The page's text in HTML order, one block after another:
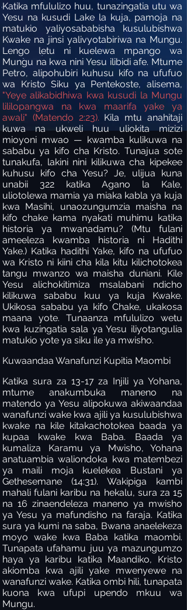
Katika mfululizo huu, tunazingatia utu wa
Yesu na kusudi Lake la kuja, pamoja na
matukio yaliyosababisha kusulubishwa
Kwake na jinsi yalivyotabiriwa na Mungu.
Lengo letu ni kuelewa mpango wa
Mungu na kwa nini Yesu ilibidi afe. Mtume
Petro, alipohubiri kuhusu kifo na ufufuo
wa Kristo Siku ya Pentekoste, alisema,
"Yeye alikabidhiwa kwa kusudi la Mungu
lililopangwa na kwa maarifa yake ya
awali" (Matendo 2:23). Kila mtu anahitaji
kuwa na ukweli huu uliokita mizizi
mioyoni mwao — kwamba kulikuwa na
sababu ya kifo cha Kristo. Tunajua sote
tunakufa, lakini nini kilikuwa cha kipekee
kuhusu kifo cha Yesu? Je, ulijua kuna
unabii 322 katika Agano la Kale,
uliotolewa mamia ya miaka kabla ya kuja
kwa Masihi, unaozungumzia maisha na
kifo chake kama nyakati muhimu katika
historia ya mwanadamu? (Mtu fulani
ameeleza kwamba historia ni Hadithi
Yake.) Katika hadithi Yake, kifo na ufufuo
wa Kristo ni kiini cha kila kitu kilichotokea
tangu mwanzo wa maisha duniani. Kile
Yesu alichokitimiza msalabani ndicho
kilikuwa sababu kuu ya kuja Kwake.
Ukikosa sababu ya kifo Chake, ukakosa
maana yote. Tunaanza mfululizo wetu
kwa kuzingatia sala ya Yesu iliyotangulia
matukio yote ya siku ile ya mwisho.
Kuwaandaa Wanafunzi Kupitia Maombi
Katika sura za 13-17 za Injili ya Yohana,
mtume anakumbuka maneno na
matendo ya Yesu alipokuwa akiwaandaa
wanafunzi wake kwa ajili ya kusulubishwa
kwake na kile kitakachotokea baada ya
kupaa kwake kwa Baba. Baada ya
kumaliza Karamu ya Mwisho, Yohana
anatuambia waliondoka kwa matembezi
ya maili moja kuelekea Bustani ya
Gethesemane (14:31). Wakipiga kambi
mahali fulani karibu na hekalu, sura za 15
na 16 zinaendeleza maneno ya mwisho
ya Yesu ya mafundisho na faraja. Katika
sura ya kumi na saba, Bwana anaelekeza
moyo wake kwa Baba katika maombi.
Tunapata ufahamu juu ya mazungumzo
haya ya karibu katika Maandiko, Kristo
akiomba kwa ajili yake mwenyewe na
wanafunzi wake. Katika ombi hili, tunapata
kuona kwa ufupi upendo mkuu wa
Mungu.